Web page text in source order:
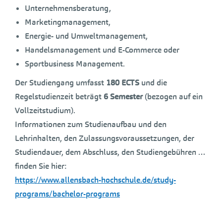
Unternehmensberatung,
Marketingmanagement,
Energie- und Umweltmanagement,
Handelsmanagement und E-Commerce oder
Sportbusiness Management.
Der Studiengang umfasst 180 ECTS und die
Regelstudienzeit beträgt 6 Semester(bezogen auf ein
Vollzeitstudium).
Informationen zum Studienaufbau und den
Lehrinhalten, den Zulassungsvoraussetzungen, der
Studiendauer, dem Abschluss, den Studiengebühren …
finden Sie hier:
https://www.allensbach-hochschule.de/study-
programs/bachelor-programs